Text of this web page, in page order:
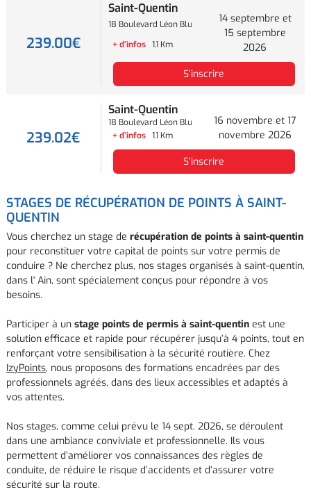
239.00€
Saint-Quentin
18 Boulevard Léon Blum
+ d’infos 1.1 Km
14 septembre et
15 septembre
2026
S’inscrire
239.02€
Saint-Quentin
18 Boulevard Léon Blum
+ d’infos 1.1 Km
16 novembre et 17
novembre 2026
S’inscrire
STAGES DE RÉCUPÉRATION DE POINTS À SAINT-
QUENTIN
Vous cherchez un stage de récupération de points à saint-quentin
pour reconstituer votre capital de points sur votre permis de
conduire ? Ne cherchez plus, nos stages organisés à saint-quentin,
dans l' Ain, sont spécialement conçus pour répondre à vos
besoins.
Participer à un stage points de permis à saint-quentinest une
solution efficace et rapide pour récupérer jusqu’à 4 points, tout en
renforçant votre sensibilisation à la sécurité routière. Chez
IzyPoints, nous proposons des formations encadrées par des
professionnels agréés, dans des lieux accessibles et adaptés à
vos attentes.
Nos stages, comme celui prévu le 14 sept. 2026, se déroulent
dans une ambiance conviviale et professionnelle. Ils vous
permettent d’améliorer vos connaissances des règles de
conduite, de réduire le risque d’accidents et d’assurer votre
sécurité sur la route.